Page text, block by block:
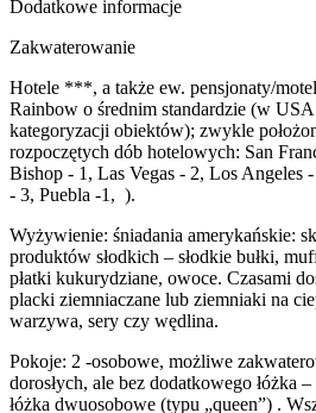
Dodatkowe informacje
Zakwaterowanie
Hotele ***, a także ew. pensjonaty/
Rainbow o średnim standardzie (w
kategoryzacji obiektów); zwykle
rozpoczętych dób hotelowych: San
Bishop - 1, Las Vegas - 2, Los Angeles
- 3, Puebla -1, ).
Wyżywienie: śniadania amerykańskie:
produktów słodkich – słodkie bułki,
płatki kukurydziane, owoce. Czasami
placki ziemniaczane lub ziemniaki na
warzywa, sery czy wędlina.
Pokoje: 2 -osobowe, możliwe
dorosłych, ale bez dodatkowego łóżka
łóżka dwuosobowe (typu „queen”) .